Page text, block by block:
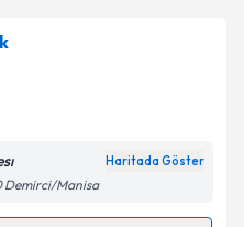
randevu almanız
e-posta ile
Haritada Göster
Demirci/Manisa